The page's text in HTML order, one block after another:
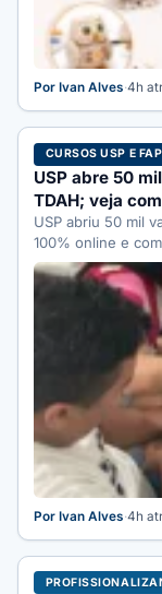
Por Ivan Alves·4h
CURSOS USP E
USP abre 50
TDAH; veja
USP abriu 50 mil
100% online e
Por Ivan Alves·4h